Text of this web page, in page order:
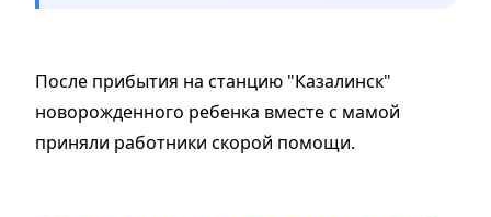
После прибытия на станцию "Казалинск"
новорожденного ребенка вместе с мамой
приняли работники скорой помощи.